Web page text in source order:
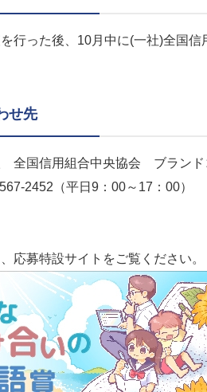
行った後、10月中に(一社)全国
せ先
全国信用組合中央協会 ブランド
2452（平日9：00～17：00）
応募特設サイトをご覧ください。